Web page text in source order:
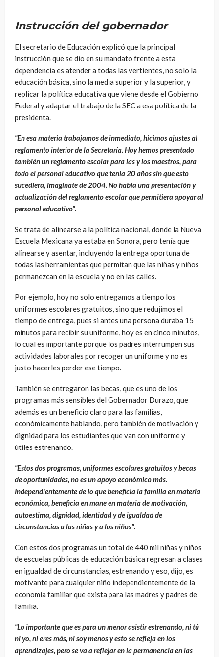
Instrucción del gobernador
El secretario de Educación explicó que la principal
instrucción que se dio en su mandato frente a esta
dependencia es atender a todas las vertientes, no solo la
educación básica, sino la media superior y la superior, y
replicar la política educativa que viene desde el Gobierno
Federal y adaptar el trabajo de la SEC a esa política de la
presidenta.
“En esa materia trabajamos de inmediato, hicimos ajustes al
reglamento interior de la Secretaría. Hoy hemos presentado
también un reglamento escolar para las y los maestros, para
todo el personal educativo que tenía 20 años sin que esto
sucediera, imagínate de 2004. No había una presentación y
actualización del reglamento escolar que permitiera apoyar al
personal educativo”.
Se trata de alinearse a la política nacional, donde la Nueva
Escuela Mexicana ya estaba en Sonora, pero tenía que
alinearse y asentar, incluyendo la entrega oportuna de
todas las herramientas que permitan que las niñas y niños
permanezcan en la escuela y no en las calles.
Por ejemplo, hoy no solo entregamos a tiempo los
uniformes escolares gratuitos, sino que redujimos el
tiempo de entrega, pues si antes una persona duraba 15
minutos para recibir su uniforme, hoy es en cinco minutos,
lo cual es importante porque los padres interrumpen sus
actividades laborales por recoger un uniforme y no es
justo hacerles perder ese tiempo.
También se entregaron las becas, que es uno de los
programas más sensibles del Gobernador Durazo, que
además es un beneficio claro para las familias,
económicamente hablando, pero también de motivación y
dignidad para los estudiantes que van con uniforme y
útiles estrenando.
“Estos dos programas, uniformes escolares gratuitos y becas
de oportunidades, no es un apoyo económico más.
Independientemente de lo que beneficia la familia en materia
económica, beneficia en mane en materia de motivación,
autoestima, dignidad,identidad y de igualdad de
circunstancias a las niñas y a los niños”.
Con estos dos programas un total de 440 mil niñas y niños
de escuelas públicas de educación básica regresan a clases
en igualdad de circunstancias, estrenando y eso, dijo, es
motivante para cualquier niño independientemente de la
economía familiar que exista para las madres y padres de
familia.
“Lo importante que es para un menor asistir estrenando, ni tú
ni yo, ni eres más, ni soy menos y esto se refleja en los
aprendizajes, pero se va a reflejar en la permanencia en las